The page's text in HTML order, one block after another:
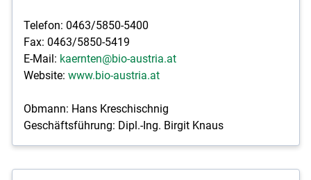
Telefon: 0463/5850-5400
Fax: 0463/5850-5419
E-Mail: kaernten@bio-austria.at
Website: www.bio-austria.at
Obmann: Hans Kreschischnig
Geschäftsführung: Dipl.-Ing. Birgit Knaus